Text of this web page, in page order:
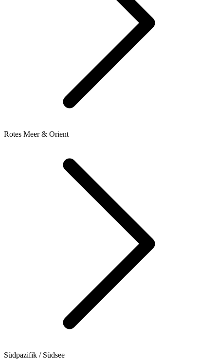
Rotes Meer & Orient
Südpazifik / Südsee